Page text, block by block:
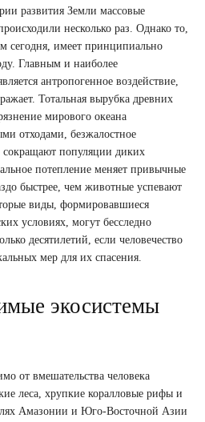
развития Земли массовые
несколько раз. Однако то,
сегодня, имеет принципиально
Главным и наиболее
антропогенное воздействие,
Тотальная вырубка древних
мирового океана
отходами, безжалостное
сокращают популяции диких
потепление меняет привычные
быстрее, чем животные успевают
виды, формировавшиеся
условиях, могут бесследно
десятилетий, если человечество
мер для их спасения.
экосистемы
от вмешательства человека
леса, хрупкие коралловые рифы и
Амазонии и Юго-Восточной Азии